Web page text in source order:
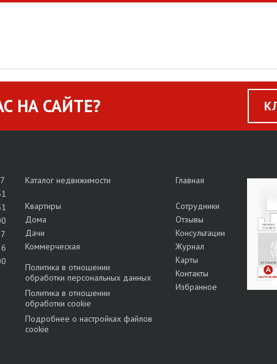
НА САЙТЕ?
Каталог недвижимости
Квартиры
Дома
Дачи
Коммерческая
Политика в отношении
обработки персональных данных
Политика в отношении
обработки cookie
Подробнее о настройках файлов
cookie
Главная
Сотрудники
Отзывы
Консультации
Журнал
Карты
Контакты
Избранное